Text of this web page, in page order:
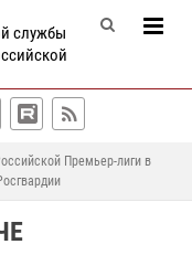
службы
Премьер-лиги в